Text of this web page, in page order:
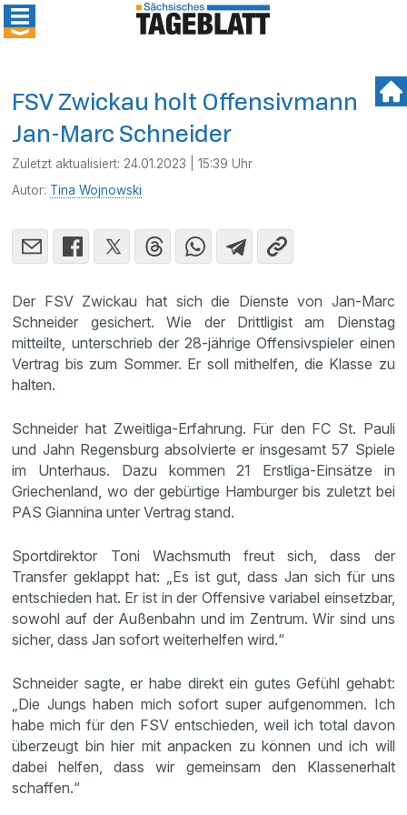
FSV Zwickau holt Offensivmann
Jan-Marc Schneider
Zuletzt aktualisiert: 24.01.2023 | 15:39 Uhr
Autor: Tina Wojnowski
Der FSV Zwickau hat sich die Dienste von Jan-Marc
Schneider gesichert. Wie der Drittligist am Dienstag
mitteilte, unterschrieb der 28-jährige Offensivspieler einen
Vertrag bis zum Sommer. Er soll mithelfen, die Klasse zu
halten.
Schneider hat Zweitliga-Erfahrung. Für den FC St. Pauli
und Jahn Regensburg absolvierte er insgesamt 57 Spiele
im Unterhaus. Dazu kommen 21 Erstliga-Einsätze in
Griechenland, wo der gebürtige Hamburger bis zuletzt bei
PAS Giannina unter Vertrag stand.
Sportdirektor Toni Wachsmuth freut sich, dass der
Transfer geklappt hat: „Es ist gut, dass Jan sich für uns
entschieden hat. Er ist in der Offensive variabel einsetzbar,
sowohl auf der Außenbahn und im Zentrum. Wir sind uns
sicher, dass Jan sofort weiterhelfen wird.“
Schneider sagte, er habe direkt ein gutes Gefühl gehabt:
„Die Jungs haben mich sofort super aufgenommen. Ich
habe mich für den FSV entschieden, weil ich total davon
überzeugt bin hier mit anpacken zu können und ich will
dabei helfen, dass wir gemeinsam den Klassenerhalt
schaffen.“